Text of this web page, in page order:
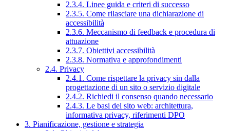
2.3.4. Linee guida e criteri di successo
2.3.5. Come rilasciare una dichiarazione di
accessibilità
2.3.6. Meccanismo di feedback e procedura di
attuazione
2.3.7. Obiettivi accessibilità
2.3.8. Normativa e approfondimenti
2.4. Privacy
2.4.1. Come rispettare la privacy sin dalla
progettazione di un sito o servizio digitale
2.4.2. Richiedi il consenso quando necessario
2.4.3. Le basi del sito web: architettura,
informativa privacy, riferimenti DPO
3. Pianificazione, gestione e strategia